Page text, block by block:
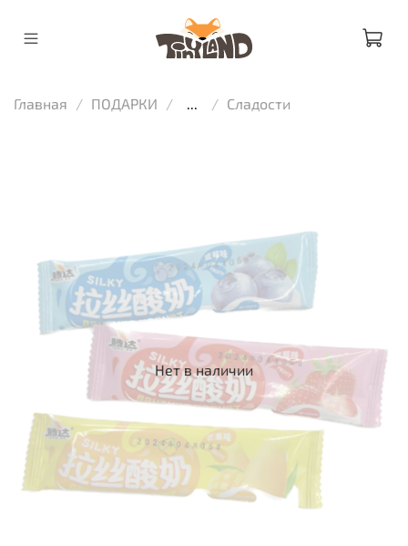
Главная ПОДАРКИ Сладости
Нет в наличии